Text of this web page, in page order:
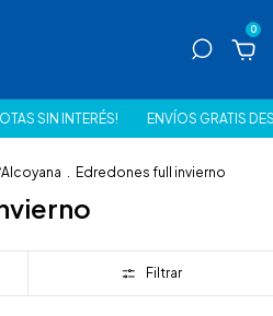
0
ENVÍOS GRATIS DESDE
. Edredones full invierno
Filtrar